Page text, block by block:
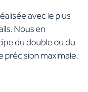
avec le plus
Nous en
du double ou du
précision maximale.